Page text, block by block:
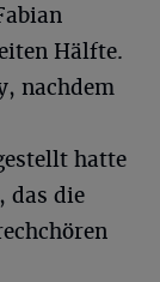
Hälfte.
nachdem
hatte
das die